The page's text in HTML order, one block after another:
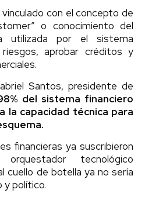
con el concepto de
o conocimiento del
utilizada por el sistema
aprobar créditos y
Santos, presidente de
del sistema financiero
la capacidad técnica para
financieras ya suscribieron
tecnológico
cuello de botella ya no sería
y político.